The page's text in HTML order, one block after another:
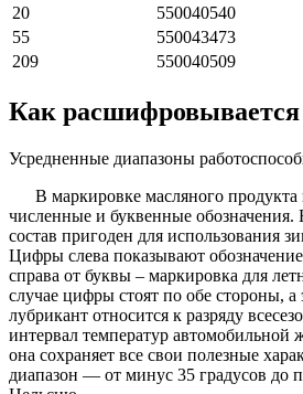
20
550040540
55
550043473
209
550040509
Как расшифровывается
Усредненные диапазоны
В маркировке масляного продукта
численные и буквенные обозначения.
состав пригоден для использования
Цифры слева показывают
справа от буквы – маркировка для
случае цифры стоят по обе стороны, а
лубрикант относится к разряду
интервал температур автомобильной
она сохраняет все свои полезные
диапазон — от минус 35 градусов до